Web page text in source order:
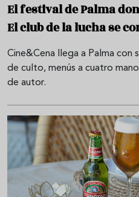
El festival de Palma
El club de la lucha se
Cine&Cena llega a Palma con
de culto, menús a cuatro
de autor.